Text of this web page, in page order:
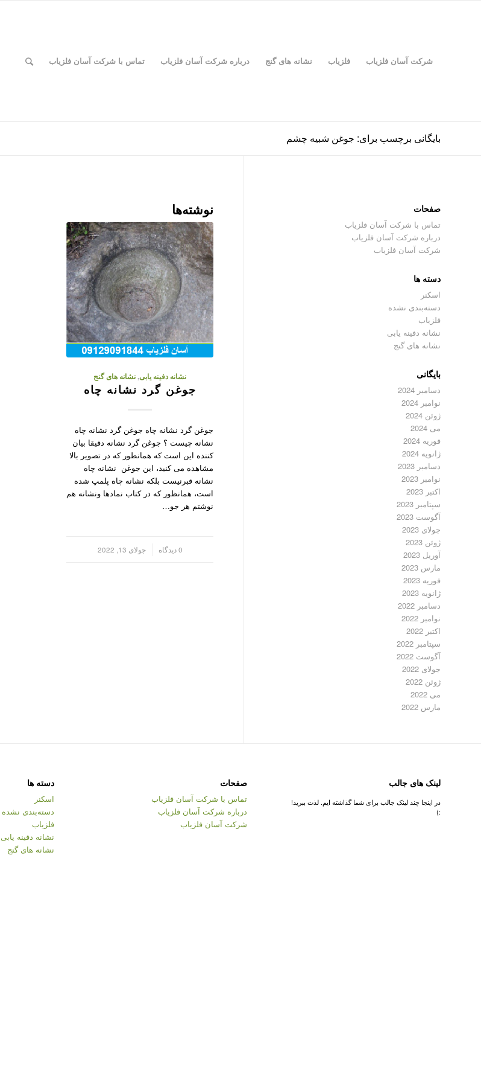
شرکت آسان فلزیاب فلزیاب نشانه های گنج درباره شرکت آسان فلزیاب تماس با شرکت آسان فلزیاب
بایگانی برچسب برای: جوغن شبیه چشم
نوشته‌ها
نشانه دفینه یابی,نشانه های گنج
جوغن گرد نشانه چاه
جوغن گرد نشانه چاه جوغن گرد نشانه چاه
نشانه چیست ؟ جوغن گرد نشانه دقیقا بیان
کننده این است که همانطور که در تصویر بالا
مشاهده می کنید، این جوغن نشانه چاه
نشانه قبرنیست بلکه نشانه چاه پلمپ شده
است، همانظور که در کتاب نمادها ونشانه هم
نوشتم هر جو…
0 دیدگاه جولای 13, 2022
صفحات
تماس با شرکت آسان فلزیاب
درباره شرکت آسان فلزیاب
شرکت آسان فلزیاب
دسته ها
اسکنر
دسته‌بندی نشده
فلزیاب
نشانه دفینه یابی
نشانه های گنج
بایگانی
دسامبر 2024
نوامبر 2024
ژوئن 2024
می 2024
فوریه 2024
ژانویه 2024
دسامبر 2023
نوامبر 2023
اکتبر 2023
سپتامبر 2023
آگوست 2023
جولای 2023
ژوئن 2023
آوریل 2023
مارس 2023
فوریه 2023
ژانویه 2023
دسامبر 2022
نوامبر 2022
اکتبر 2022
سپتامبر 2022
آگوست 2022
جولای 2022
ژوئن 2022
می 2022
مارس 2022
لینک های جالب
در اینجا چند لینک جالب برای شما گذاشته ایم. لذت ببرید!
:)
صفحات
تماس با شرکت آسان فلزیاب
درباره شرکت آسان فلزیاب
شرکت آسان فلزیاب
دسته ها
اسکنر
دسته‌بندی نشده
فلزیاب
نشانه دفینه یابی
نشانه های گنج